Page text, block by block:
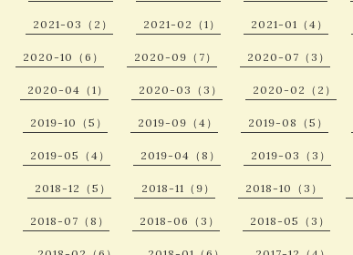
2021-03（2） 2021-02（1） 2021-01（4）
2020-10（6） 2020-09（7） 2020-07（3）
2020-04（1） 2020-03（3） 2020-02（2）
2019-10（5） 2019-09（4） 2019-08（5）
2019-05（4） 2019-04（8） 2019-03（3）
2018-12（5） 2018-11（9） 2018-10（3）
2018-07（8） 2018-06（3） 2018-05（3）